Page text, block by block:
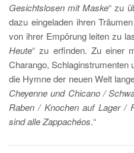
Gesichtslosen mit Maske“ zu
dazu eingeladen ihren
von ihrer Empörung leiten zu
Heute“ zu erfinden. Zu einer
Charango, Schlaginstrumenten
die Hymne der neuen Welt
Cheyenne und Chicano /
Raben / Knochen auf Lager /
sind alle Zappachéos.“